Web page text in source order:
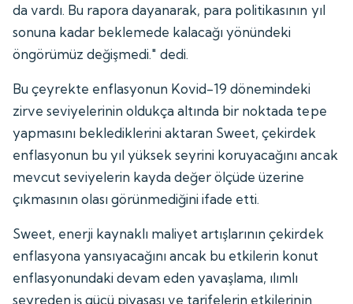
da vardı. Bu rapora dayanarak, para politikasının yıl
sonuna kadar beklemede kalacağı yönündeki
öngörümüz değişmedi." dedi.
Bu çeyrekte enflasyonun Kovid-19 dönemindeki
zirve seviyelerinin oldukça altında bir noktada tepe
yapmasını beklediklerini aktaran Sweet, çekirdek
enflasyonun bu yıl yüksek seyrini koruyacağını ancak
mevcut seviyelerin kayda değer ölçüde üzerine
çıkmasının olası görünmediğini ifade etti.
Sweet, enerji kaynaklı maliyet artışlarının çekirdek
enflasyona yansıyacağını ancak bu etkilerin konut
enflasyonundaki devam eden yavaşlama, ılımlı
seyreden iş gücü piyasası ve tarifelerin etkilerinin